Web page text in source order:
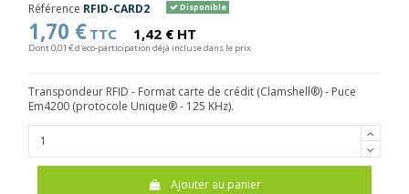
Référence RFID-CARD2 Disponible
1,70 € TTC 1,42 € HT
Dont 0,01 € d'eco-participation déjà incluse dans le prix
Transpondeur RFID - Format carte de crédit (Clamshell®) - Puce
Em4200 (protocole Unique® - 125 KHz).
Ajouter au panier